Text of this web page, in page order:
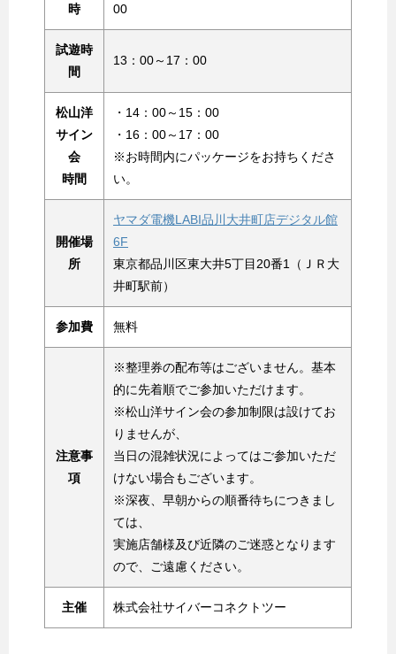
時
00
試遊時
間
13：00～17：00
松山洋
サイン
会
時間
・14：00～15：00
・16：00～17：00
※お時間内にパッケージをお持ちくださ
い。
開催場
所
ヤマダ電機LABI品川大井町店デジタル館
6F
東京都品川区東大井5丁目20番1（ＪＲ大
井町駅前）
参加費 無料
注意事
項
※整理券の配布等はございません。基本
的に先着順でご参加いただけます。
※松山洋サイン会の参加制限は設けてお
りませんが、
当日の混雑状況によってはご参加いただ
けない場合もございます。
※深夜、早朝からの順番待ちにつきまし
ては、
実施店舗様及び近隣のご迷惑となります
ので、ご遠慮ください。
主催 株式会社サイバーコネクトツー